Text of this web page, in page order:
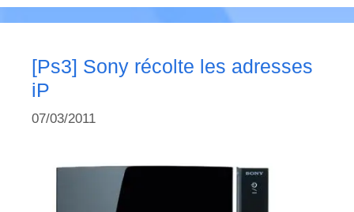
[Ps3] Sony récolte les adresses
iP
07/03/2011